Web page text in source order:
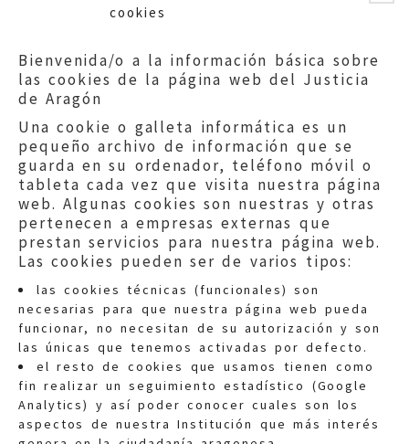
cookies
Bienvenida/o a la información básica sobre
las cookies de la página web del Justicia
de Aragón
Una cookie o galleta informática es un
pequeño archivo de información que se
guarda en su ordenador, teléfono móvil o
tableta cada vez que visita nuestra página
web. Algunas cookies son nuestras y otras
pertenecen a empresas externas que
prestan servicios para nuestra página web.
Las cookies pueden ser de varios tipos:
las cookies técnicas (funcionales) son
necesarias para que nuestra página web pueda
funcionar, no necesitan de su autorización y son
las únicas que tenemos activadas por defecto.
el resto de cookies que usamos tienen como
fin realizar un seguimiento estadístico (Google
Analytics) y así poder conocer cuales son los
aspectos de nuestra Institución que más interés
Quejas:quejas@eljusticiadearagon.es
Información general:
informacion@eljusticiadearagon.es